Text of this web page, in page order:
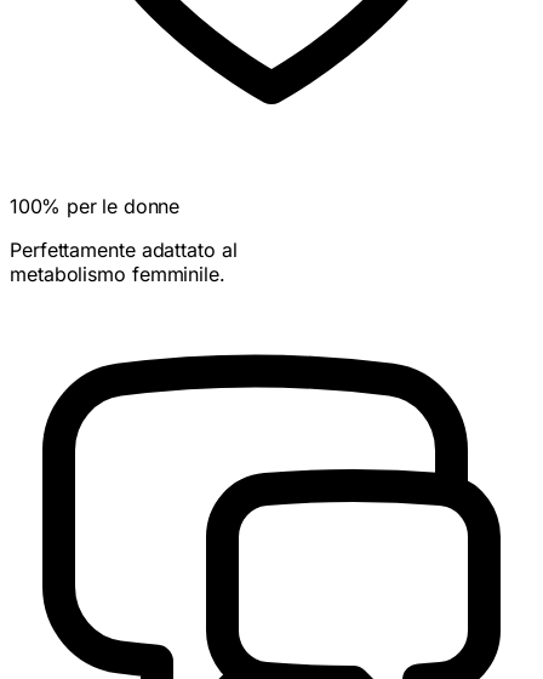
100% per le donne
Perfettamente adattato al
metabolismo femminile.